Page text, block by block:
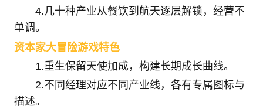
4.几十种产业从餐饮到航天逐层解锁，经营不
单调。
资本家大冒险游戏特色
1.重生保留天使加成，构建长期成长曲线。
2.不同经理对应不同产业线，各有专属图标与
描述。